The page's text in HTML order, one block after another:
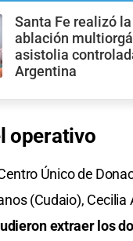
Santa Fe realizó
ablación
asistolia
Argentina
operativo
Único de
(Cudaio), Cecilia
extraer los